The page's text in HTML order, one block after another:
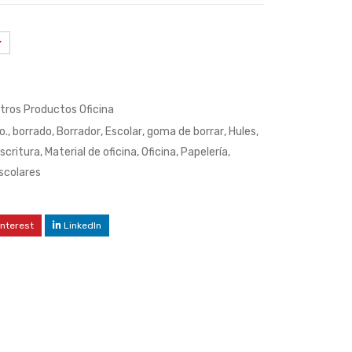
Productos Oficina
, borrado, Borrador, Escolar,goma de borrar, Hules,
, Material de oficina,Oficina, Papelería,
LinkedIn